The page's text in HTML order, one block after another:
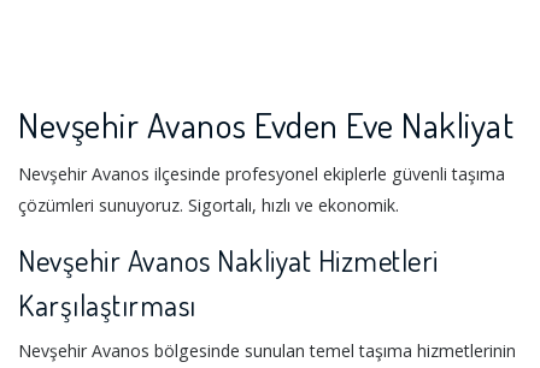
Nevşehir Avanos Evden Eve Nakliyat
Nevşehir Avanos ilçesinde profesyonel ekiplerle güvenli taşıma
çözümleri sunuyoruz. Sigortalı, hızlı ve ekonomik.
Nevşehir Avanos Nakliyat Hizmetleri
Karşılaştırması
Nevşehir Avanos bölgesinde sunulan temel taşıma hizmetlerinin